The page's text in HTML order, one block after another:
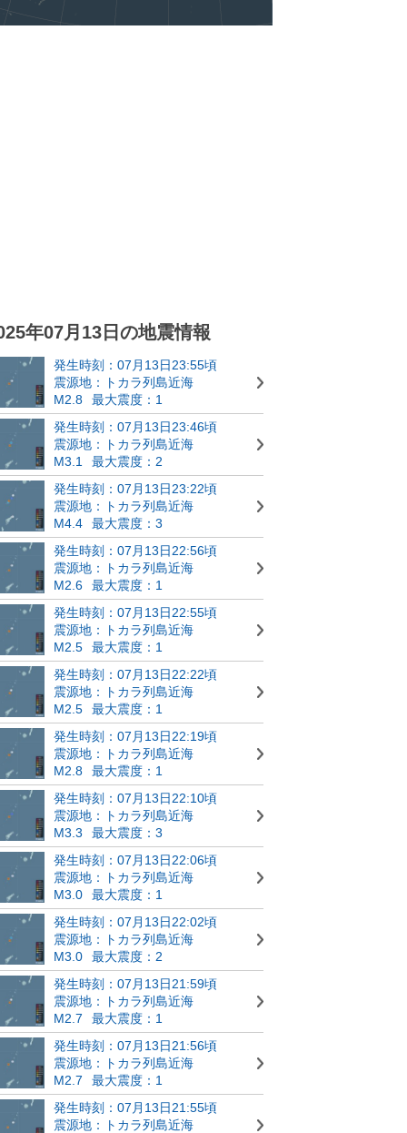
年07月13日の地震情報
発生時刻：07月13日23:55頃
震源地：トカラ列島近海
M2.8
最大震度：1
発生時刻：07月13日23:46頃
震源地：トカラ列島近海
M3.1
最大震度：2
発生時刻：07月13日23:22頃
震源地：トカラ列島近海
M4.4
最大震度：3
発生時刻：07月13日22:56頃
震源地：トカラ列島近海
M2.6
最大震度：1
発生時刻：07月13日22:55頃
震源地：トカラ列島近海
M2.5
最大震度：1
発生時刻：07月13日22:22頃
震源地：トカラ列島近海
M2.5
最大震度：1
発生時刻：07月13日22:19頃
震源地：トカラ列島近海
M2.8
最大震度：1
発生時刻：07月13日22:10頃
震源地：トカラ列島近海
M3.3
最大震度：3
発生時刻：07月13日22:06頃
震源地：トカラ列島近海
M3.0
最大震度：1
発生時刻：07月13日22:02頃
震源地：トカラ列島近海
M3.0
最大震度：2
発生時刻：07月13日21:59頃
震源地：トカラ列島近海
M2.7
最大震度：1
発生時刻：07月13日21:56頃
震源地：トカラ列島近海
M2.7
最大震度：1
発生時刻：07月13日21:55頃
震源地：トカラ列島近海